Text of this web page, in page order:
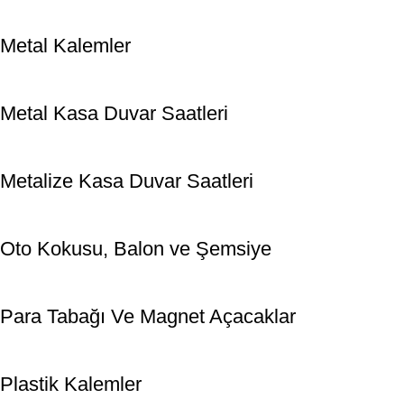
Metal Kalemler
Metal Kasa Duvar Saatleri
Metalize Kasa Duvar Saatleri
Oto Kokusu, Balon ve Şemsiye
Para Tabağı Ve Magnet Açacaklar
Plastik Kalemler